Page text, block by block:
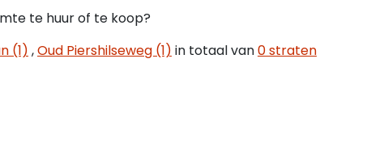
voorbehoud de eigenaar.
te huur of te koop?
(1) ,Oud Piershilseweg (1) in totaal van0 straten